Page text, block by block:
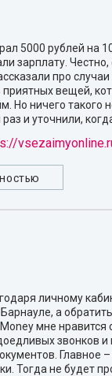
5000 рублей на
зарплату.
про
приятных вещей,
Но ничего такого
и уточнили,
личному
а
мне
звонков и
Главное
Тогда не будет